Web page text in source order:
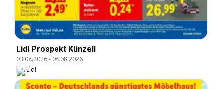
Lidl Prospekt Künzell
03.08.2026- 08.08.2026
Lidl